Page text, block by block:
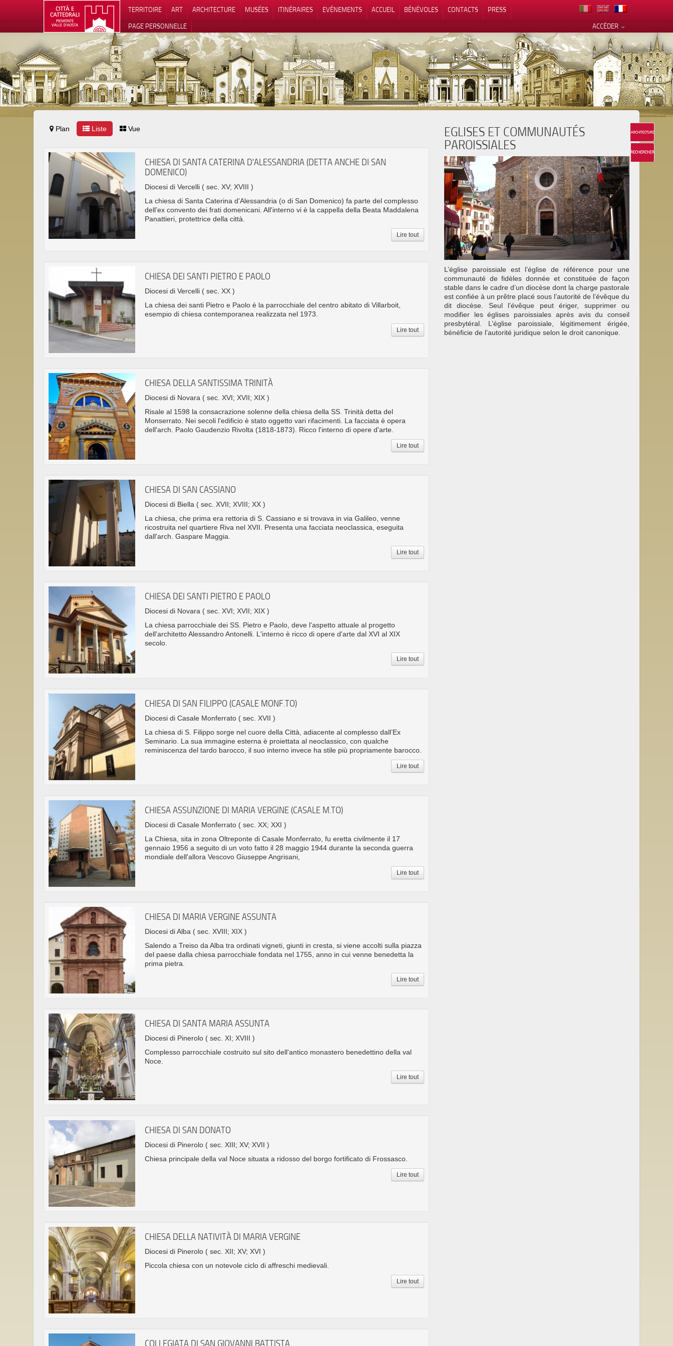
TERRITOIRE ART ARCHITECTURE MUSÉES ITINÉRAIRES EVÉNEMENTS ACCUEIL BÉNÉVOLES CONTACTS
PRESS
ACCÉDER
PAGE PERSONNELLE
Plan Liste Vue
CHIESA DI SANTA CATERINA D'ALESSANDRIA (DETTA ANCHE DI SAN
DOMENICO)
Diocesi di Vercelli ( sec. XV; XVIII )
La chiesa di Santa Caterina d'Alessandria (o di San Domenico) fa parte del complesso
dell’ex convento dei frati domenicani. All'interno vi è la cappella della Beata Maddalena
Panattieri, protettrice della città.
Lire tout
CHIESA DEI SANTI PIETRO E PAOLO
Diocesi di Vercelli ( sec. XX )
La chiesa dei santi Pietro e Paolo è la parrocchiale del centro abitato di Villarboit,
esempio di chiesa contemporanea realizzata nel 1973.
Lire tout
CHIESA DELLA SANTISSIMA TRINITÀ
Diocesi di Novara ( sec. XVI; XVII; XIX )
Risale al 1598 la consacrazione solenne della chiesa della SS. Trinità detta del
Monserrato. Nei secoli l'edificio è stato oggetto vari rifacimenti. La facciata è opera
dell'arch. Paolo Gaudenzio Rivolta (1818-1873). Ricco l'interno di opere d'arte.
Lire tout
CHIESA DI SAN CASSIANO
Diocesi di Biella ( sec. XVII; XVIII; XX )
La chiesa, che prima era rettoria di S. Cassiano e si trovava in via Galileo, venne
ricostruita nel quartiere Riva nel XVII. Presenta una facciata neoclassica, eseguita
dall'arch. Gaspare Maggia.
Lire tout
CHIESA DEI SANTI PIETRO E PAOLO
Diocesi di Novara ( sec. XVI; XVII; XIX )
La chiesa parrocchiale dei SS. Pietro e Paolo, deve l'aspetto attuale al progetto
dell'architetto Alessandro Antonelli. L'interno è ricco di opere d'arte dal XVI al XIX
secolo.
Lire tout
CHIESA DI SAN FILIPPO (CASALE MONF.TO)
Diocesi di Casale Monferrato ( sec. XVII )
La chiesa di S. Filippo sorge nel cuore della Città, adiacente al complesso dall’Ex
Seminario. La sua immagine esterna è proiettata al neoclassico, con qualche
reminiscenza del tardo barocco, il suo interno invece ha stile più propriamente barocco.
Lire tout
CHIESA ASSUNZIONE DI MARIA VERGINE (CASALE M.TO)
Diocesi di Casale Monferrato ( sec. XX; XXI )
La Chiesa, sita in zona Oltreponte di Casale Monferrato, fu eretta civilmente il 17
gennaio 1956 a seguito di un voto fatto il 28 maggio 1944 durante la seconda guerra
mondiale dell'allora Vescovo Giuseppe Angrisani,
Lire tout
CHIESA DI MARIA VERGINE ASSUNTA
Diocesi di Alba ( sec. XVIII; XIX )
Salendo a Treiso da Alba tra ordinati vigneti, giunti in cresta, si viene accolti sulla piazza
del paese dalla chiesa parrocchiale fondata nel 1755, anno in cui venne benedetta la
prima pietra.
Lire tout
CHIESA DI SANTA MARIA ASSUNTA
Diocesi di Pinerolo ( sec. XI; XVIII )
Complesso parrocchiale costruito sul sito dell'antico monastero benedettino della val
Noce.
Lire tout
CHIESA DI SAN DONATO
Diocesi di Pinerolo ( sec. XIII; XV; XVII )
Chiesa principale della val Noce situata a ridosso del borgo fortificato di Frossasco.
Lire tout
CHIESA DELLA NATIVITÀ DI MARIA VERGINE
Diocesi di Pinerolo ( sec. XII; XV; XVI )
Piccola chiesa con un notevole ciclo di affreschi medievali.
Lire tout
COLLEGIATA DI SAN GIOVANNI BATTISTA
EGLISES ET COMMUNAUTÉS
PAROISSIALES
L’église paroissiale est l’église de référence pour une
communauté de fidèles donnée et constituée de façon
stable dans le cadre d’un diocèse dont la charge pastorale
est confiée à un prêtre placé sous l’autorité de l’évêque du
dit diocèse. Seul l’évêque peut ériger, supprimer ou
modifier les églises paroissiales après avis du conseil
presbytéral. L’église paroissiale, légitimement érigée,
bénéficie de l’autorité juridique selon le droit canonique.
Vos choix en matière de confidentialité